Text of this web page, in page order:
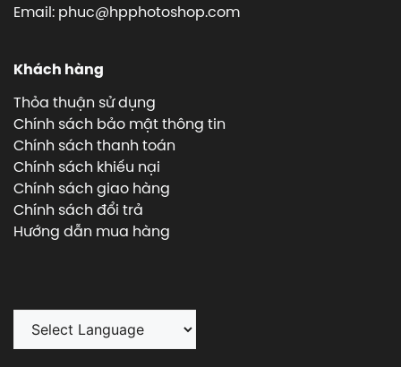
Email: phuc@hpphotoshop.com
Khách hàng
Thỏa thuận sử dụng
Chính sách bảo mật thông tin
Chính sách thanh toán
Chính sách khiếu nại
Chính sách giao hàng
Chính sách đổi trả
Hướng dẫn mua hàng